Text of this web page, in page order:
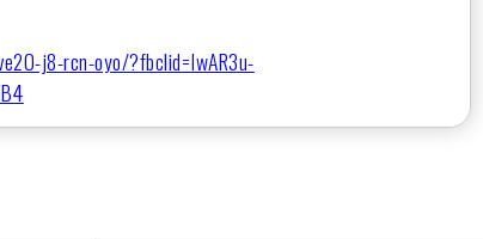
j8-rcn-oyo/?fbclid=IwAR3u-